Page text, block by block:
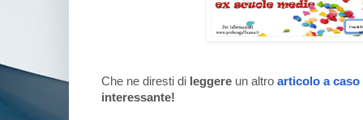
Che ne diresti di leggere un altro articolo a caso
interessante!